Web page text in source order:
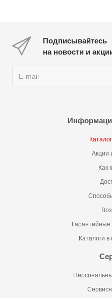
Подписывайтесь
на новости и
Акции
Как
Гарантийные
Каталоги